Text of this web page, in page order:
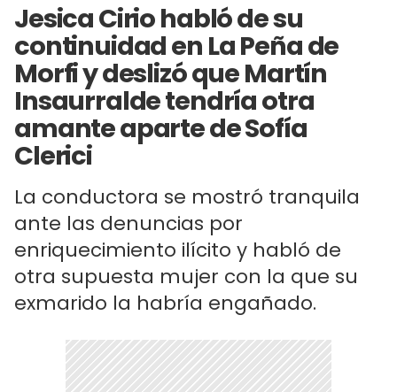
Jesica Cirio habló de su
continuidad en La Peña de
Morfi y deslizó que Martín
Insaurralde tendría otra
amante aparte de Sofía
Clerici
La conductora se mostró tranquila
ante las denuncias por
enriquecimiento ilícito y habló de
otra supuesta mujer con la que su
exmarido la habría engañado.